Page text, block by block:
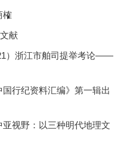
榷
献
）浙江市舶司提举考论——
行纪资料汇编》第一辑出
视野：以三种明代地理文